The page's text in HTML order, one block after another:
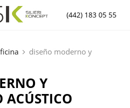
(442) 183 05 55
diseño moderno y
Y